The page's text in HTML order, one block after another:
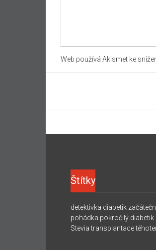
Web používá Akismet ke
Štítky
detektivka diabetik
pohádka pokročilý diabetik
Stevia transplantace